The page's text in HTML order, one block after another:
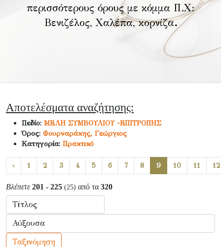
περισσότερους όρους με κόμμα Π.Χ:
Βενιζέλος, Χαλέπα, κορνίζα.
Αποτελέσματα αναζήτησης:
Πεδίο: ΜΕΛΗ ΣΥΜΒΟΥΛΙΟΥ -ΕΠΙΤΡΟΠΗΣ
Όρος: Φουρναράκης, Γεώργιος
Κατηγορία: Πρακτικό
‹ 1 2 3 4 5 6 7 8 9 10 11 12
Βλέπετε 201 - 225 (25) από τα 320
Ταξινόμηση